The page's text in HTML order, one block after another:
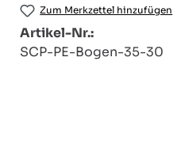
Zum Merkzettel hinzufügen
Artikel-Nr.:
SCP-PE-Bogen-35-30